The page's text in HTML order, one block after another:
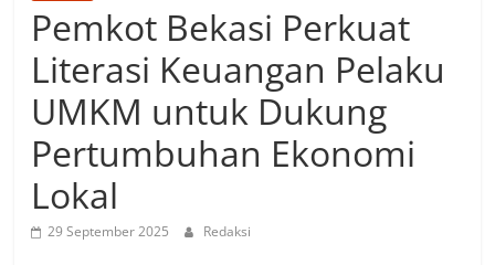
Pemkot Bekasi Perkuat
Literasi Keuangan Pelaku
UMKM untuk Dukung
Pertumbuhan Ekonomi
Lokal
29 September 2025 Redaksi